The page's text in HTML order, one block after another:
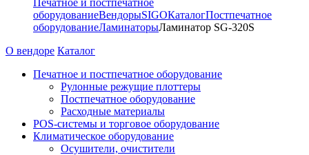
оборудованиеВендорыSIGOКаталогПостпечатное
оборудованиеЛаминаторыЛаминатор SG-320S
О вендоре Каталог
Печатное и постпечатное оборудование
Рулонные режущие плоттеры
Постпечатное оборудование
Расходные материалы
POS-системы и торговое оборудование
Климатическое оборудование
Осушители, очистители